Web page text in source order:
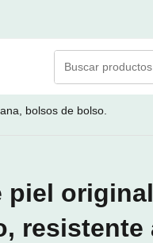
bolsos de bolso.
piel
resistente